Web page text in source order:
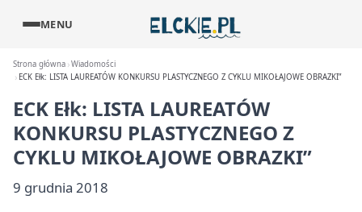
MENU
Strona główna Wiadomości
ECK Ełk: LISTA LAUREATÓW KONKURSU PLASTYCZNEGO Z CYKLU MIKOŁAJOWE OBRAZKI”
ECK Ełk: LISTA LAUREATÓW
KONKURSU PLASTYCZNEGO Z
CYKLU MIKOŁAJOWE OBRAZKI”
9 grudnia 2018